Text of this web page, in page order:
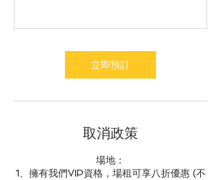
立即預訂
取消政策
場地：
1、擁有我們VIP資格，場租可享八折優惠 (不